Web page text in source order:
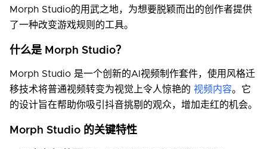
Morph Studio的用武之地，为想要脱颖而出的创作者提供
了一种改变游戏规则的工具。
什么是 Morph Studio？
Morph Studio 是一个创新的AI视频制作套件，使用风格迁
移技术将普通视频转变为视觉上令人惊艳的 视频内容。它
的设计旨在帮助你吸引抖音挑剔的观众，增加走红的机会。
Morph Studio 的关键特性